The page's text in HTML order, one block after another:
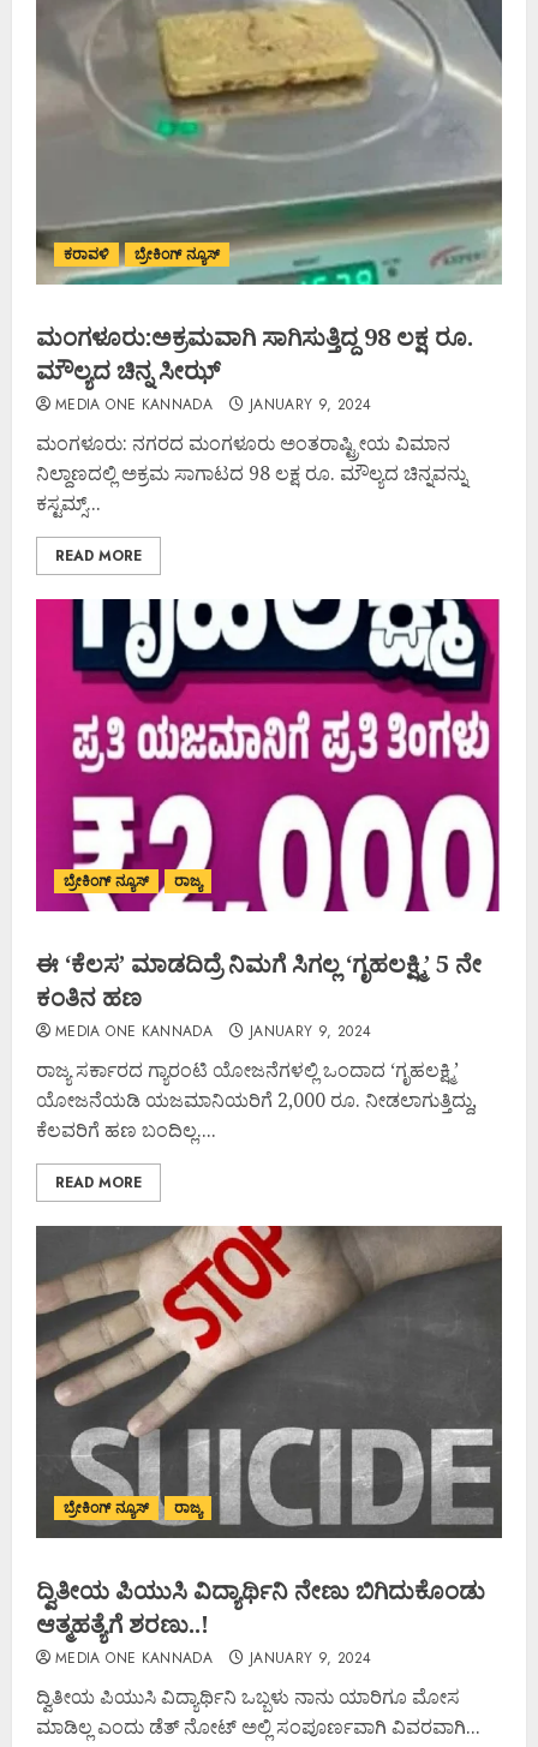
ಕರಾವಳಿ ಬ್ರೇಕಿಂಗ್ ನ್ಯೂಸ್
ಮಂಗಳೂರು:ಅಕ್ರಮವಾಗಿ ಸಾಗಿಸುತ್ತಿದ್ದ 98 ಲಕ್ಷ ರೂ.
ಮೌಲ್ಯದ ಚಿನ್ನ ಸೀಝ್
MEDIA ONE KANNADA JANUARY 9, 2024
ಮಂಗಳೂರು: ನಗರದ ಮಂಗಳೂರು ಅಂತರಾಷ್ಟ್ರೀಯ ವಿಮಾನ
ನಿಲ್ದಾಣದಲ್ಲಿ ಅಕ್ರಮ ಸಾಗಾಟದ 98 ಲಕ್ಷ ರೂ. ಮೌಲ್ಯದ ಚಿನ್ನವನ್ನು
ಕಸ್ಟಮ್ಸ್...
READ MORE
ಬ್ರೇಕಿಂಗ್ ನ್ಯೂಸ್ ರಾಜ್ಯ
ಈ ‘ಕೆಲಸ’ ಮಾಡದಿದ್ರೆ ನಿಮಗೆ ಸಿಗಲ್ಲ ‘ಗೃಹಲಕ್ಷ್ಮಿ’ 5 ನೇ
ಕಂತಿನ ಹಣ
MEDIA ONE KANNADA JANUARY 9, 2024
ರಾಜ್ಯ ಸರ್ಕಾರದ ಗ್ಯಾರಂಟಿ ಯೋಜನೆಗಳಲ್ಲಿ ಒಂದಾದ ‘ಗೃಹಲಕ್ಷ್ಮಿ’
ಯೋಜನೆಯಡಿ ಯಜಮಾನಿಯರಿಗೆ 2,000 ರೂ. ನೀಡಲಾಗುತ್ತಿದ್ದು,
ಕೆಲವರಿಗೆ ಹಣ ಬಂದಿಲ್ಲ....
READ MORE
ಬ್ರೇಕಿಂಗ್ ನ್ಯೂಸ್ ರಾಜ್ಯ
ದ್ವಿತೀಯ ಪಿಯುಸಿ ವಿದ್ಯಾರ್ಥಿನಿ ನೇಣು ಬಿಗಿದುಕೊಂಡು
ಆತ್ಮಹತ್ಯೆಗೆ ಶರಣು..!
MEDIA ONE KANNADA JANUARY 9, 2024
ದ್ವಿತೀಯ ಪಿಯುಸಿ ವಿದ್ಯಾರ್ಥಿನಿ ಒಬ್ಬಳು ನಾನು ಯಾರಿಗೂ ಮೋಸ
ಮಾಡಿಲ್ಲ ಎಂದು ಡೆತ್ ನೋಟ್ ಅಲ್ಲಿ ಸಂಪೂರ್ಣವಾಗಿ ವಿವರವಾಗಿ...